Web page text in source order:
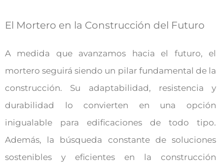
El Mortero en la Construcción del Futuro
A medida que avanzamos hacia el futuro, el
mortero seguirá siendo un pilar fundamental de la
construcción. Su adaptabilidad, resistencia y
durabilidad lo convierten en una opción
inigualable para edificaciones de todo tipo.
Además, la búsqueda constante de soluciones
sostenibles y eficientes en la construcción